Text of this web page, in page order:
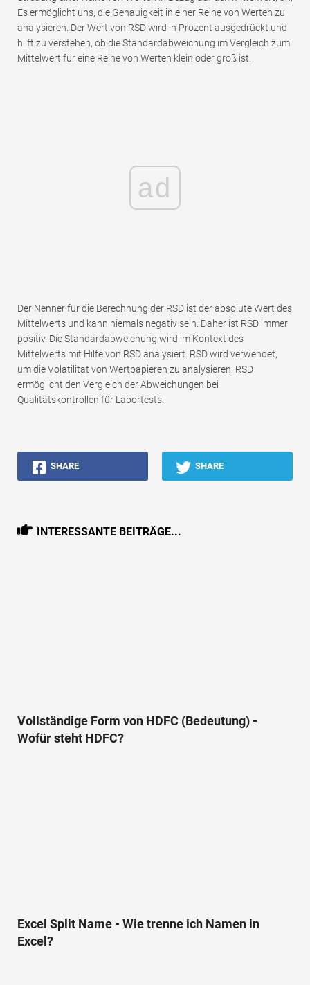
Es ermöglicht uns, die Genauigkeit in einer Reihe von Werten zu
analysieren. Der Wert von RSD wird in Prozent ausgedrückt und
hilft zu verstehen, ob die Standardabweichung im Vergleich zum
Mittelwert für eine Reihe von Werten klein oder groß ist.
ad
Der Nenner für die Berechnung der RSD ist der absolute Wert des
Mittelwerts und kann niemals negativ sein. Daher ist RSD immer
positiv. Die Standardabweichung wird im Kontext des
Mittelwerts mit Hilfe von RSD analysiert. RSD wird verwendet,
um die Volatilität von Wertpapieren zu analysieren. RSD
ermöglicht den Vergleich der Abweichungen bei
Qualitätskontrollen für Labortests.
SHARE SHARE
INTERESSANTE BEITRÄGE...
Vollständige Form von HDFC (Bedeutung) -
Wofür steht HDFC?
Excel Split Name - Wie trenne ich Namen in
Excel?